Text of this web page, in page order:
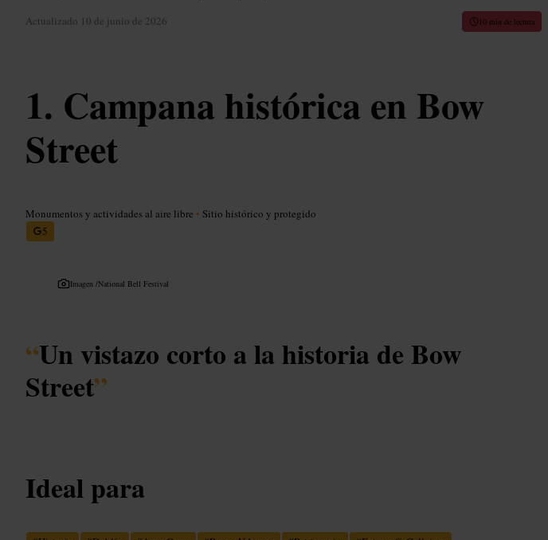
Actualizado 10 de junio de 2026 10 min de lectura
Campana histórica en Bow
Street
Monumentos y actividades al aire libre • Sitio histórico y protegido
5
Imagen /National Bell Festival
“Un vistazo corto a la historia de Bow
Street”
Ideal para